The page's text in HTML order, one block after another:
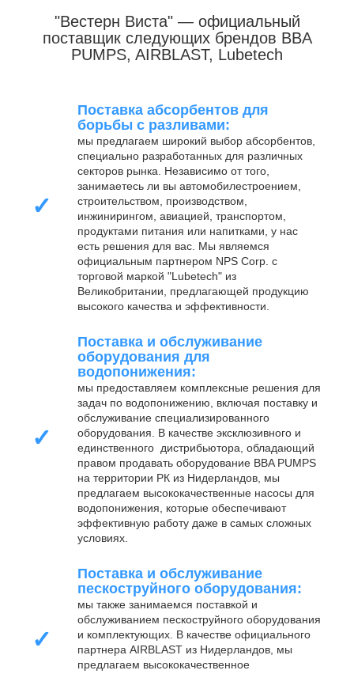
"Вестерн Виста" — официальный
поставщик следующих брендов BBA
PUMPS, AIRBLAST, Lubetech
✓
Поставка абсорбентов для
борьбы с разливами:
мы предлагаем широкий выбор абсорбентов,
специально разработанных для различных
секторов рынка. Независимо от того,
занимаетесь ли вы автомобилестроением,
строительством, производством,
инжинирингом, авиацией, транспортом,
продуктами питания или напитками, у нас
есть решения для вас. Мы являемся
официальным партнером NPS Corp. с
торговой маркой "Lubetech" из
Великобритании, предлагающей продукцию
высокого качества и эффективности.
✓
Поставка и обслуживание
оборудования для
водопонижения:
мы предоставляем комплексные решения для
задач по водопонижению, включая поставку и
обслуживание специализированного
оборудования. В качестве эксклюзивного и
единственного дистрибьютора, обладающий
правом продавать оборудование BBA PUMPS
на территории РК из Нидерландов, мы
предлагаем высококачественные насосы для
водопонижения, которые обеспечивают
эффективную работу даже в самых сложных
условиях.
✓
Поставка и обслуживание
пескоструйного оборудования:
мы также занимаемся поставкой и
обслуживанием пескоструйного оборудования
и комплектующих. В качестве официального
партнера AIRBLAST из Нидерландов, мы
предлагаем высококачественное